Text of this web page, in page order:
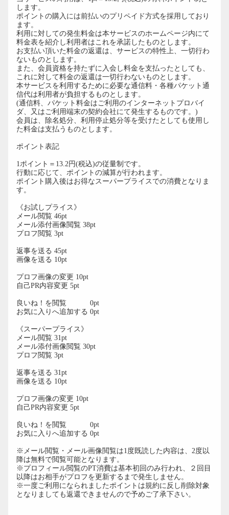
します。
ポイントの購入には前払いのプリペイド方式を採用しており
ます。
利用に対しての発生料金は本サービスのホームページ内にて
料金表を紹介し利用者はこれを承諾したものとします。
お支払い頂いた料金の返還は、サービスの特性上、一切行わ
ないものとします。
また、会員資格を持たずに入会し料金を支払ったとしても、
これに対して料金の返還は一切行わないものとします。
本サービスを利用するために必要な通信料・各種パケット通
信代は利用者が負担するものとします。
(通信料、パケット料金はご利用のインターネットプロバイ
ダ、又はご利用端末の契約会社にて発生するものです。)
会員は、除名処分、利用停止処分等を受けたとしても使用し
た料金は支払うものとします。
ポイント表記
1ポイント＝13.2円(税込)の従量制です。
行動に応じて、ポイントの減算が行われます。
ポイント購入後はお得なスーパープライスでの消費となりま
す。
《お試しプライス》
メール閲覧 46pt
メール添付画像閲覧 38pt
プロフ閲覧 3pt
返事を送る 45pt
画像を送る 10pt
プロフ画像の変更 10pt
自己PR内容変更 5pt
良いね！を閲覧 0pt
お気に入りへ追加する 0pt
《スーパープライス》
メール閲覧 31pt
メール添付画像閲覧 30pt
プロフ閲覧 3pt
返事を送る 31pt
画像を送る 10pt
プロフ画像の変更 10pt
自己PR内容変更 5pt
良いね！を閲覧 0pt
お気に入りへ追加する 0pt
※メール閲覧・メール画像閲覧は1度既読した内容は、2度以
降は無料で閲覧可能となります。
※プロフィール閲覧のPT消費は基本初回のみ行われ、２回目
以降はお相手がプロフを更新するまで発生しません。
※一度ご利用になられましたポイントは規約に反し削除対象
となりましても返還できませんので予めご了承下さい。